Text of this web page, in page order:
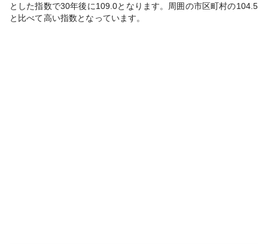
とした指数で30年後に109.0となります。 周囲の市区町村の104.5
と比べて高い指数となっています。